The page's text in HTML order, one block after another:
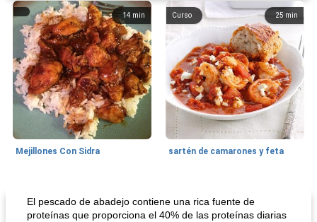
14 min
Mejillones Con Sidra
25 min
Curso
sartén de camarones y feta
El pescado de abadejo contiene una rica fuente de
proteínas que proporciona el 40% de las proteínas diarias